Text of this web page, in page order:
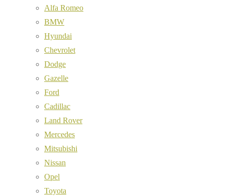
Alfa Romeo
BMW
Hyundai
Chevrolet
Dodge
Gazelle
Ford
Cadillac
Land Rover
Mercedes
Mitsubishi
Nissan
Opel
Toyota